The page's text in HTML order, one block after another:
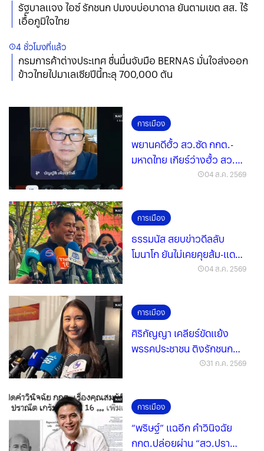
รัฐบาลแจง ไอซ์ รักชนก ปมงบบ่อบาดาล ยันตามเขต สส. ไร้
เอื้อภูมิใจไทย
4 ชั่วโมงที่แล้ว
กรมการค้าต่างประเทศ ชื่นมื่นจับมือ BERNAS มั่นใจส่งออก
ข้าวไทยไปมาเลเซียปีนี้ทะลุ 700,000 ตัน
การเมือง
พยานคดีฮั้ว สว.ซัด กกต.-
มหาดไทย เกียร์ว่างฮั้ว สว.
ฝาก มท.1 หวดก้นข้าราชการ
04 ส.ค. 2569
การเมือง
ธรรมนัส สยบข่าวดีลลับ
โมนาโก ยันไม่เคยคุยส้ม-แดง
04 ส.ค. 2569
การเมือง
ศิริกัญญา เคลียร์ขัดแย้ง
พรรคประชาชน ติงรักชนก
31 ก.ค. 2569
การเมือง
“พริษฐ์” แฉอีก คำวินิจฉัย
กกต.ปล่อยผ่าน “สว.ปราณี